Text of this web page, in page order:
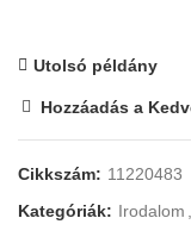
Utolsó példány
Hozzáadás a
Cikkszám: 11220483
Kategóriák: Irodalom ,